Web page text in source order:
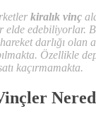
kiralık vinç
elde edebiliyorlar.
darlığı olan
Özellikle
kaçırmamakta.